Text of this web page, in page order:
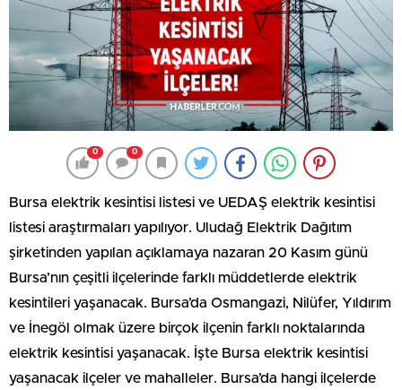
0 0
Bursa elektrik kesintisi listesi ve UEDAŞ elektrik kesintisi
listesi araştırmaları yapılıyor. Uludağ Elektrik Dağıtım
şirketinden yapılan açıklamaya nazaran 20 Kasım günü
Bursa’nın çeşitli ilçelerinde farklı müddetlerde elektrik
kesintileri yaşanacak. Bursa’da Osmangazi, Nilüfer, Yıldırım
ve İnegöl olmak üzere birçok ilçenin farklı noktalarında
elektrik kesintisi yaşanacak. İşte Bursa elektrik kesintisi
yaşanacak ilçeler ve mahalleler. Bursa’da hangi ilçelerde